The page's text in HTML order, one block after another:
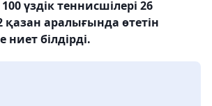
үздік теннисшілері 26
қазан аралығында өтетін
ниет білдірді.